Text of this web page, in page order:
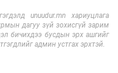
unuudur.mn хариуцлага
дагуу зүй зохисгүй зарим
бичихдээ бусдын эрх ашгийг
админ устгах эрхтэй.